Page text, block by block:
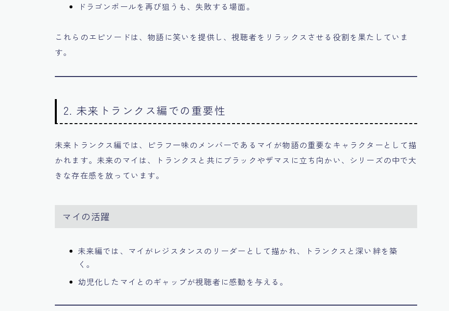
ドラゴンボールを再び狙うも、失敗する場面。
これらのエピソードは、物語に笑いを提供し、視聴者をリラックスさせる役割を果たしていま
す。
2. 未来トランクス編での重要性
未来トランクス編では、ピラフ一味のメンバーであるマイが物語の重要なキャラクターとして描
かれます。未来のマイは、トランクスと共にブラックやザマスに立ち向かい、シリーズの中で大
きな存在感を放っています。
マイの活躍
未来編では、マイがレジスタンスのリーダーとして描かれ、トランクスと深い絆を築
く。
幼児化したマイとのギャップが視聴者に感動を与える。